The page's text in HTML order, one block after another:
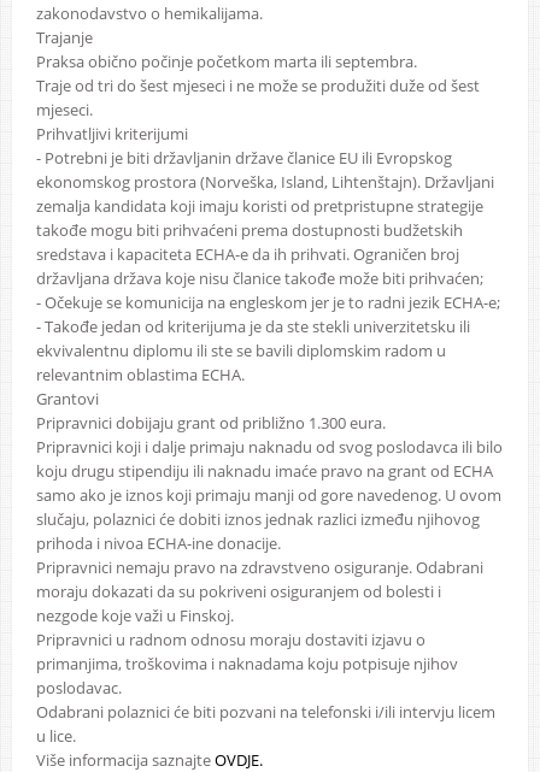
zakonodavstvo o hemikalijama.
Trajanje
Praksa obično počinje početkom marta ili septembra.
Traje od tri do šest mjeseci i ne može se produžiti duže od šest
mjeseci.
Prihvatljivi kriterijumi
- Potrebni je biti državljanin države članice EU ili Evropskog
ekonomskog prostora (Norveška, Island, Lihtenštajn). Državljani
zemalja kandidata koji imaju koristi od pretpristupne strategije
takođe mogu biti prihvaćeni prema dostupnosti budžetskih
sredstava i kapaciteta ECHA-e da ih prihvati. Ograničen broj
državljana država koje nisu članice takođe može biti prihvaćen;
- Očekuje se komunicija na engleskom jer je to radni jezik ECHA-e;
- Takođe jedan od kriterijuma je da ste stekli univerzitetsku ili
ekvivalentnu diplomu ili ste se bavili diplomskim radom u
relevantnim oblastima ECHA.
Grantovi
Pripravnici dobijaju grant od približno 1.300 eura.
Pripravnici koji i dalje primaju naknadu od svog poslodavca ili bilo
koju drugu stipendiju ili naknadu imaće pravo na grant od ECHA
samo ako je iznos koji primaju manji od gore navedenog. U ovom
slučaju, polaznici će dobiti iznos jednak razlici između njihovog
prihoda i nivoa ECHA-ine donacije.
Pripravnici nemaju pravo na zdravstveno osiguranje. Odabrani
moraju dokazati da su pokriveni osiguranjem od bolesti i
nezgode koje važi u Finskoj.
Pripravnici u radnom odnosu moraju dostaviti izjavu o
primanjima, troškovima i naknadama koju potpisuje njihov
poslodavac.
Odabrani polaznici će biti pozvani na telefonski i/ili intervju licem
u lice.
Više informacija saznajteOVDJE.